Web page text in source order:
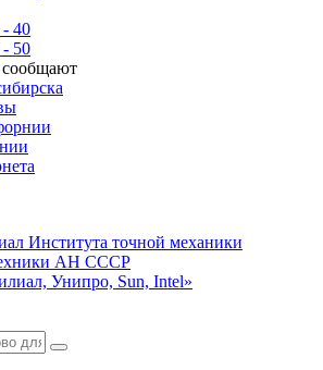
40
50
Института точной механики
АН СССР
Унипро, Sun, Intel»